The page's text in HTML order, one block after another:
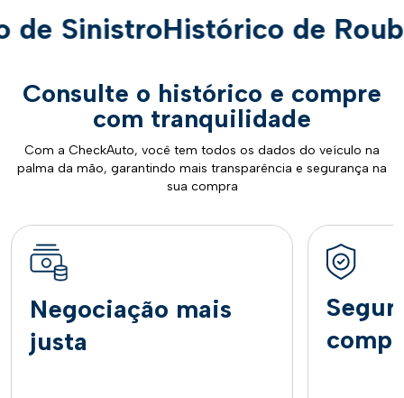
SinistroHistórico de Roubo
Consulte o histórico e compre
com tranquilidade
Com a CheckAuto, você tem todos os dados do veículo na
palma da mão, garantindo mais transparência e segurança na
sua compra
Negociação mais
justa